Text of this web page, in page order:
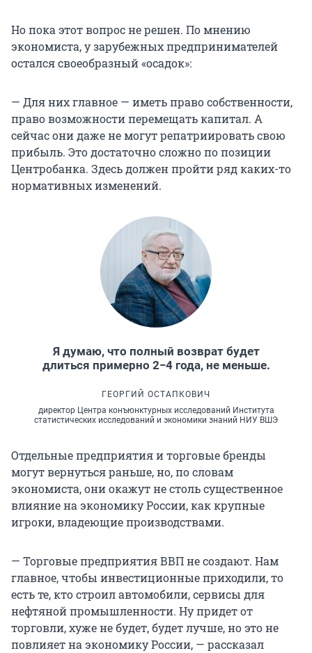
Но пока этот вопрос не решен. По мнению
экономиста, у зарубежных предпринимателей
остался своеобразный «осадок»:
— Для них главное — иметь право собственности,
право возможности перемещать капитал. А
сейчас они даже не могут репатриировать свою
прибыль. Это достаточно сложно по позиции
Центробанка. Здесь должен пройти ряд каких-то
нормативных изменений.
Я думаю, что полный возврат будет
длиться примерно 2−4 года, не меньше.
ГЕОРГИЙ ОСТАПКОВИЧ
директор Центра конъюнктурных исследований Института
статистических исследований и экономики знаний НИУ ВШЭ
Отдельные предприятия и торговые бренды
могут вернуться раньше, но, по словам
экономиста, они окажут не столь существенное
влияние на экономику России, как крупные
игроки, владеющие производствами.
— Торговые предприятия ВВП не создают. Нам
главное, чтобы инвестиционные приходили, то
есть те, кто строил автомобили, сервисы для
нефтяной промышленности. Ну придет от
торговли, хуже не будет, будет лучше, но это не
повлияет на экономику России, — рассказал